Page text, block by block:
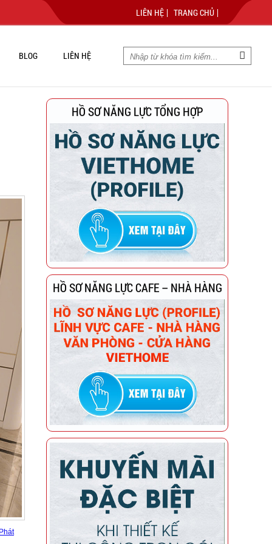
LIÊN HỆ TRANG CHỦ
BLOG LIÊN HỆ
HỒ SƠ NĂNG LỰC TỔNG HỢP
HỒ SƠ NĂNG LỰC CAFE – NHÀ HÀNG